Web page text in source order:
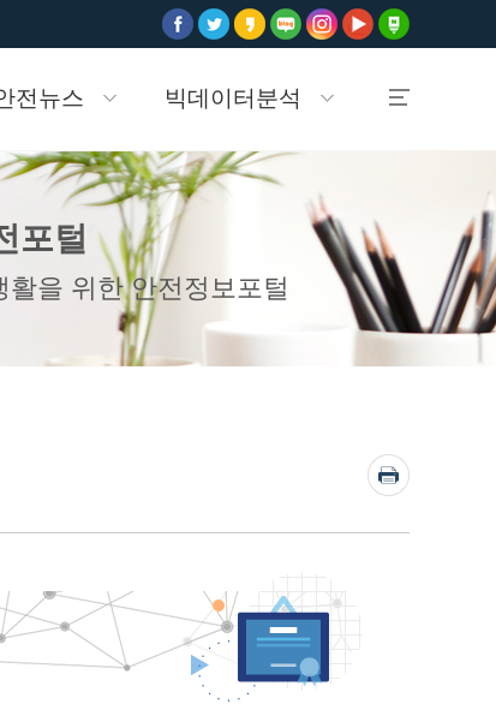
전뉴스 빅데이터분석
놀이시설현황
바로가기
생활안전지도
바로가기
포털
활을 위한 안전정보포털